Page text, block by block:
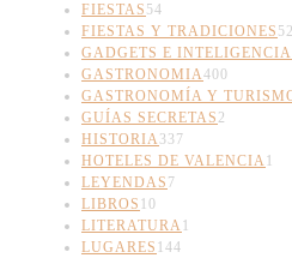
FIESTAS 54
FIESTAS Y TRADICIONES 52
GADGETS E
GASTRONOMIA400
GASTRONOMÍA Y
GUÍAS SECRETAS 2
HISTORIA337
HOTELES DE VALENCIA1
LEYENDAS 7
LIBROS 10
LITERATURA1
LUGARES 144